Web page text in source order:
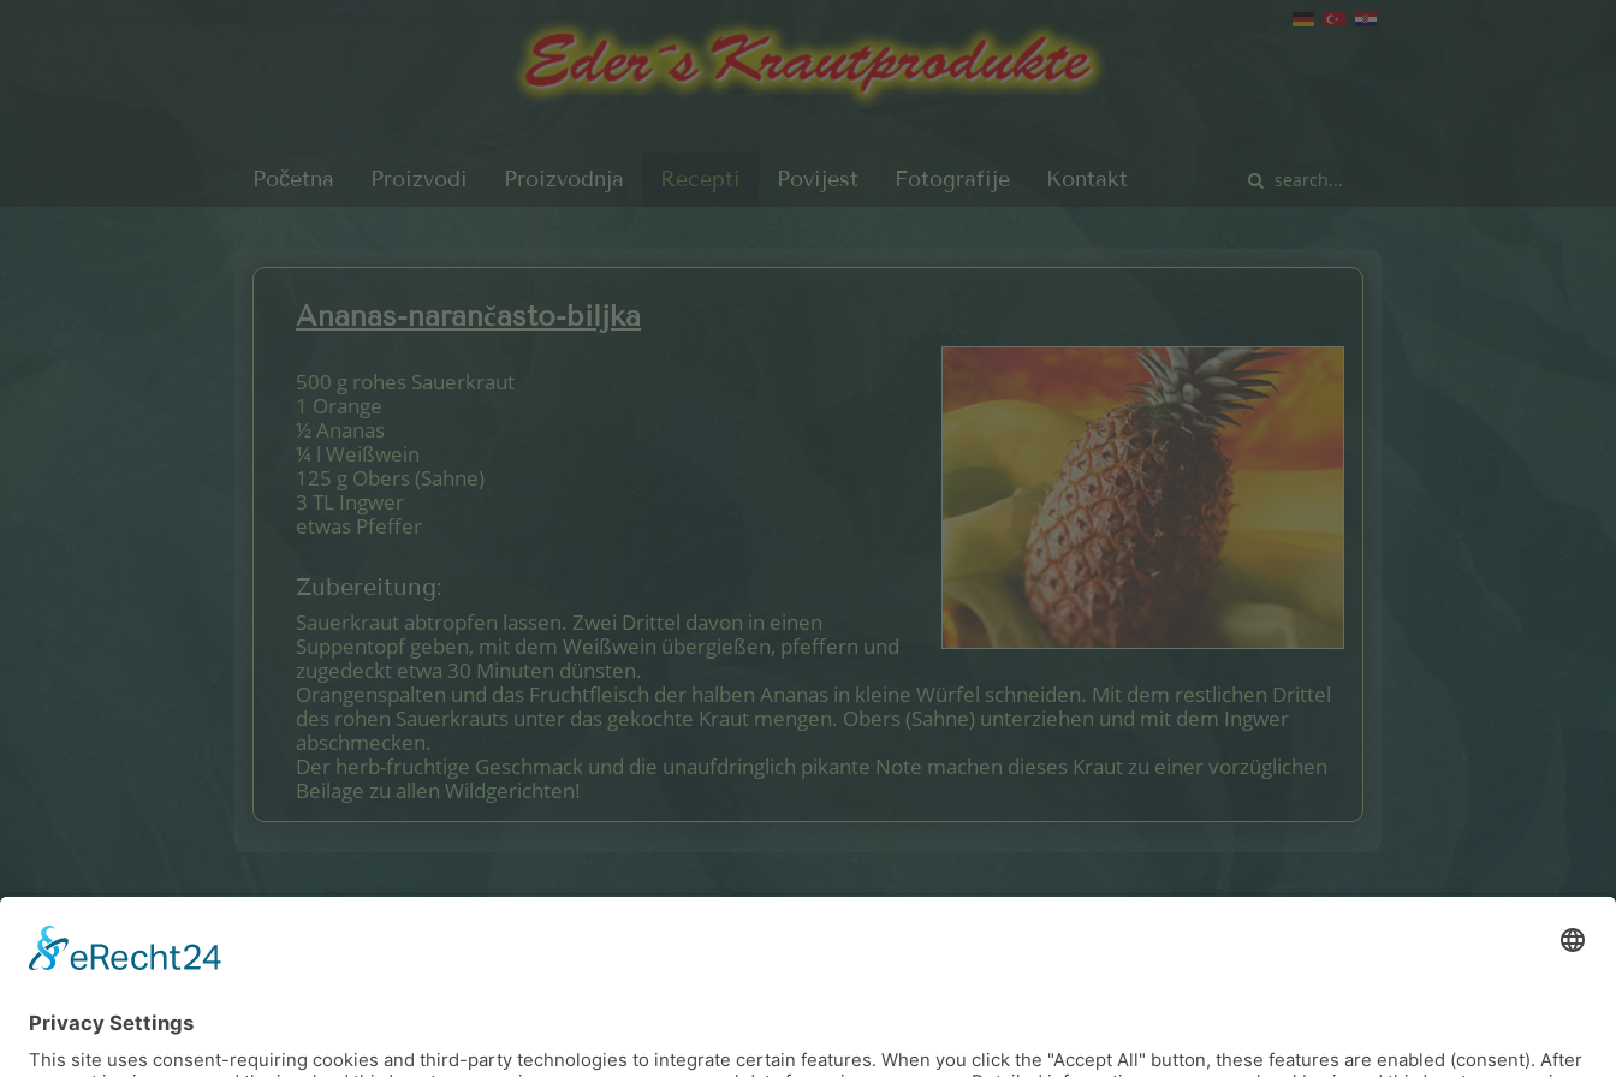
Početna Proizvodi Proizvodnja Recepti Povijest Fotografije Kontakt
Ananas-narančasto-biljka
500 g rohes Sauerkraut
1 Orange
½ Ananas
¼ l Weißwein
125 g Obers (Sahne)
3 TL Ingwer
etwas Pfeffer
Zubereitung:
Sauerkraut abtropfen lassen. Zwei Drittel davon in einen
Suppentopf geben, mit dem Weißwein übergießen, pfeffern und
zugedeckt etwa 30 Minuten dünsten.
Orangenspalten und das Fruchtfleisch der halben Ananas in kleine Würfel schneiden. Mit dem restlichen Drittel
des rohen Sauerkrauts unter das gekochte Kraut mengen. Obers (Sahne) unterziehen und mit dem Ingwer
abschmecken.
Der herb-fruchtige Geschmack und die unaufdringlich pikante Note machen dieses Kraut zu einer vorzüglichen
Beilage zu allen Wildgerichten!